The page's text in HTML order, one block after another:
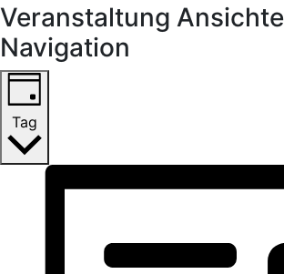
Veranstaltung
Navigation
Tag